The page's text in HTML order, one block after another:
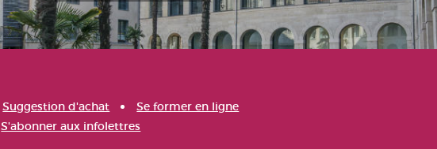
Suggestion d'achat
Se former en ligne
S'abonner aux infolettres